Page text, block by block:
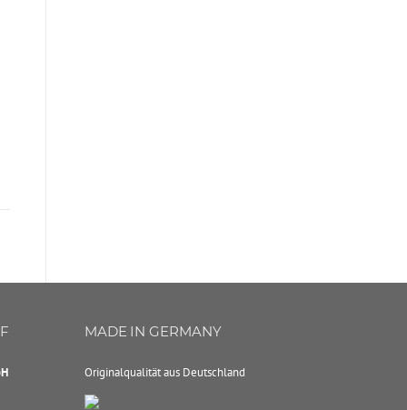
MADE IN GERMANY
Originalqualität aus Deutschland